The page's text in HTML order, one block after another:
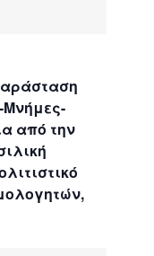
από την